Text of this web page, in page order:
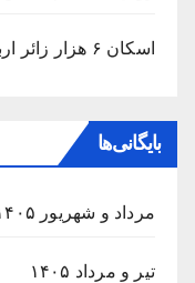
اسکان ۶ هزار زائر اربعین در موکب امام رضا(ع)
بایگانی‌ها
مرداد و شهریور ۱۴۰۵
تیر و مرداد ۱۴۰۵